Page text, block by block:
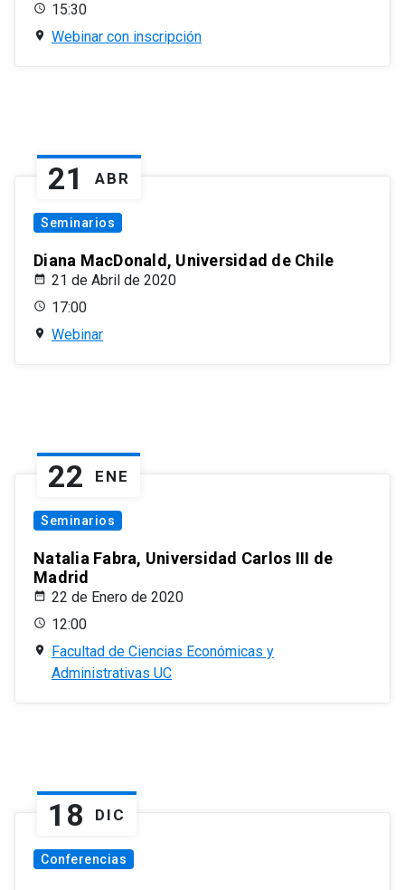
15:30
Webinar con inscripción
21 ABR
Seminarios
Diana MacDonald, Universidad de Chile
21 de Abril de 2020
17:00
Webinar
22 ENE
Seminarios
Natalia Fabra, Universidad Carlos III de
Madrid
22 de Enero de 2020
12:00
Facultad de Ciencias Económicas y
Administrativas UC
18 DIC
Conferencias